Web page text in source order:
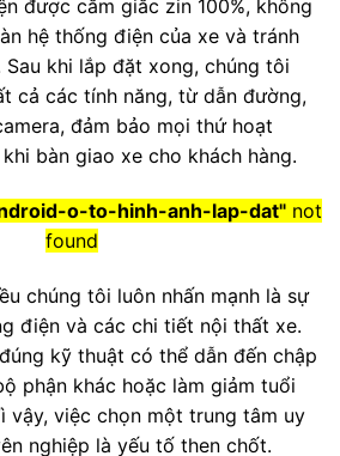
được cắm giắc zin 100%, không
hệ thống điện của xe và tránh
Sau khi lắp đặt xong, chúng tôi
cả các tính năng, từ dẫn đường,
đảm bảo mọi thứ hoạt
bàn giao xe cho khách hàng.
o-to-hinh-anh-lap-dat" not
found
chúng tôi luôn nhấn mạnh là sự
điện và các chi tiết nội thất xe.
kỹ thuật có thể dẫn đến chập
phận khác hoặc làm giảm tuổi
vậy, việc chọn một trung tâm uy
nghiệp là yếu tố then chốt.